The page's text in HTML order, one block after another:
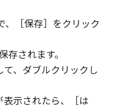
ア」およびその
去することによ
ができます。
かの条項に違反
了します。
本契約書が終了
フトウェア」およ
、［保存］をクリック
されます。
、ダブルクリックし
示されたら、［は